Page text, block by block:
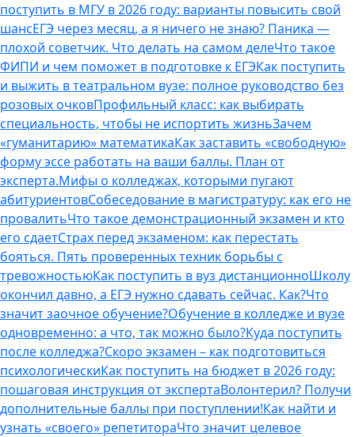
поступить в МГУ в 2026 году: варианты повысить свой
шансЕГЭ через месяц, а я ничего не знаю? Паника —
плохой советчик. Что делать на самом делеЧто такое
ФИПИ и чем поможет в подготовке к ЕГЭКак поступить
и выжить в театральном вузе: полное руководство без
розовых очковПрофильный класс: как выбирать
специальность, чтобы не испортить жизньЗачем
«гуманитарию» математикаКак заставить «свободную»
форму эссе работать на ваши баллы. План от
эксперта.Мифы о колледжах, которыми пугают
абитуриентовСобеседование в магистратуру: как его не
провалитьЧто такое демонстрационный экзамен и кто
его сдаетСтрах перед экзаменом: как перестать
бояться. Пять проверенных техник борьбы с
тревожностьюКак поступить в вуз дистанционноШколу
окончил давно, а ЕГЭ нужно сдавать сейчас. Как?Что
значит заочное обучение?Обучение в колледже и вузе
одновременно: а что, так можно было?Куда поступить
после колледжа?Скоро экзамен – как подготовиться
психологическиКак поступить на бюджет в 2026 году:
пошаговая инструкция от экспертаВолонтерил? Получи
дополнительные баллы при поступлении!Как найти и
узнать «своего» репетитораЧто значит целевое